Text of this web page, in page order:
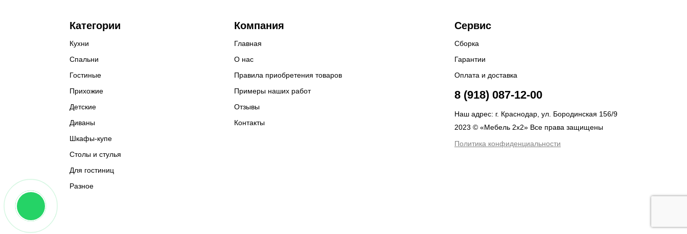
Категории
Кухни
Спальни
Гостиные
Прихожие
Детские
Диваны
Шкафы-купе
Столы и стулья
Для гостиниц
Разное
Компания
Главная
О нас
Правила приобретения товаров
Примеры наших работ
Отзывы
Контакты
Сервис
Сборка
Гарантии
Оплата и доставка
8 (918) 087-12-00
Наш адрес: г. Краснодар, ул. Бородинская 156/9
2023 © «Мебель 2x2» Все права защищены
Политика конфиденциальности